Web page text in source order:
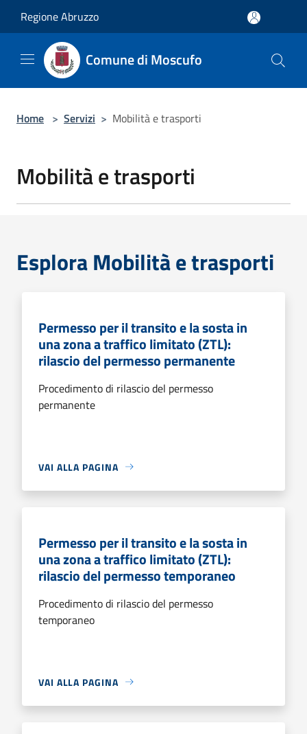
Regione Abruzzo
Comune di Moscufo
Home > Servizi > Mobilità e trasporti
Mobilità e trasporti
Esplora Mobilità e trasporti
Permesso per il transito e la sosta in
una zona a traffico limitato (ZTL):
rilascio del permesso permanente
Procedimento di rilascio del permesso
permanente
VAI ALLA PAGINA
Permesso per il transito e la sosta in
una zona a traffico limitato (ZTL):
rilascio del permesso temporaneo
Procedimento di rilascio del permesso
temporaneo
VAI ALLA PAGINA